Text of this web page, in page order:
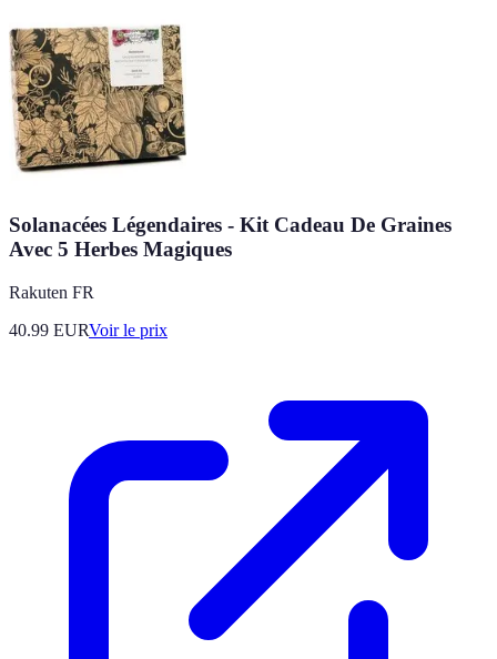
Solanacées Légendaires - Kit Cadeau De Graines
Avec 5 Herbes Magiques
Rakuten FR
40.99 EURVoir le prix